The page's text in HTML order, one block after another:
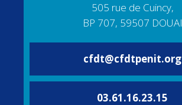
505 rue de Cuincy,
BP 707, 59507 DOUAI
cfdt@cfdtpenit.org
03.61.16.23.15